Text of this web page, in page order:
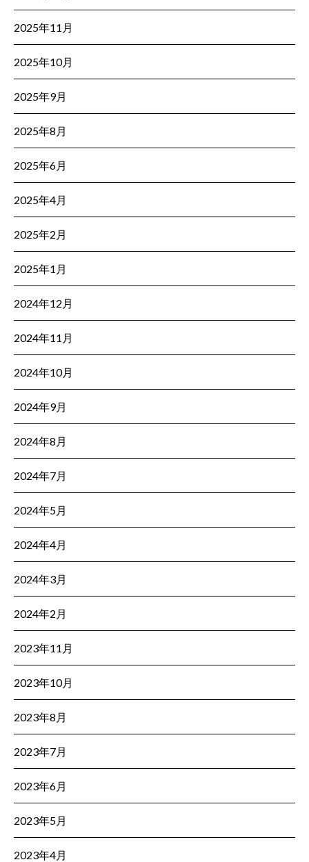
2025年11月
2025年10月
2025年9月
2025年8月
2025年6月
2025年4月
2025年2月
2025年1月
2024年12月
2024年11月
2024年10月
2024年9月
2024年8月
2024年7月
2024年5月
2024年4月
2024年3月
2024年2月
2023年11月
2023年10月
2023年8月
2023年7月
2023年6月
2023年5月
2023年4月